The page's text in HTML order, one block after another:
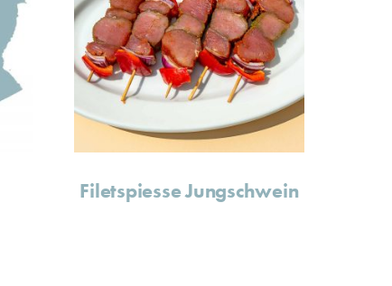
Filetspiesse Jungschwein